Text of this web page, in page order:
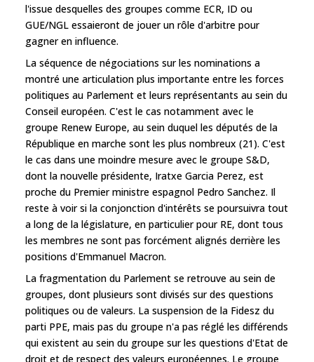
l'issue desquelles des groupes comme ECR, ID ou
GUE/NGL essaieront de jouer un rôle d'arbitre pour
gagner en influence.
La séquence de négociations sur les nominations a
montré une articulation plus importante entre les forces
politiques au Parlement et leurs représentants au sein du
Conseil européen. C'est le cas notamment avec le
groupe Renew Europe, au sein duquel les députés de la
République en marche sont les plus nombreux (21). C'est
le cas dans une moindre mesure avec le groupe S&D,
dont la nouvelle présidente, Iratxe Garcia Perez, est
proche du Premier ministre espagnol Pedro Sanchez. Il
reste à voir si la conjonction d'intérêts se poursuivra tout
a long de la législature, en particulier pour RE, dont tous
les membres ne sont pas forcément alignés derrière les
positions d'Emmanuel Macron.
La fragmentation du Parlement se retrouve au sein de
groupes, dont plusieurs sont divisés sur des questions
politiques ou de valeurs. La suspension de la Fidesz du
parti PPE, mais pas du groupe n'a pas réglé les différends
qui existent au sein du groupe sur les questions d'Etat de
droit et de respect des valeurs européennes. Le groupe